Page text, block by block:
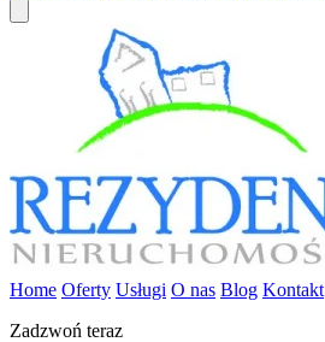
Home Oferty Usługi O nas Blog Kontakt
Zadzwoń teraz